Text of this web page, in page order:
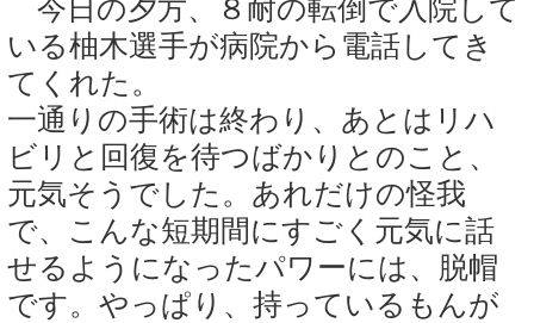
今日の夕方、８耐の転倒で入院して
いる柚木選手が病院から電話してき
てくれた。
一通りの手術は終わり、あとはリハ
ビリと回復を待つばかりとのこと、
元気そうでした。あれだけの怪我
で、こんな短期間にすごく元気に話
せるようになったパワーには、脱帽
です。やっぱり、持っているもんが